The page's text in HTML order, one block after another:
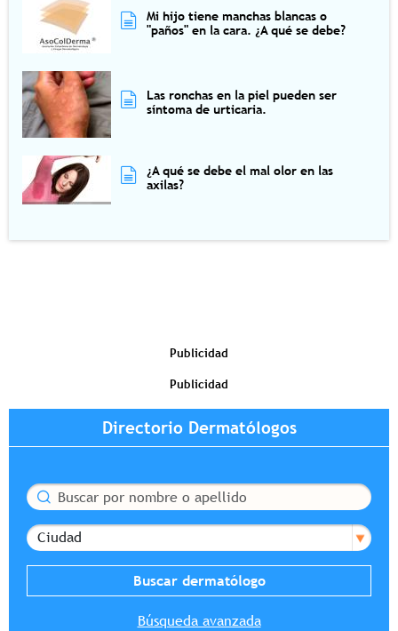
Mi hijo tiene manchas blancas o
"paños" en la cara. ¿A qué se debe?
Las ronchas en la piel pueden ser
síntoma de urticaria.
¿A qué se debe el mal olor en las
axilas?
Publicidad
Publicidad
Directorio Dermatólogos
Buscar
Ciudad
Búsqueda avanzada